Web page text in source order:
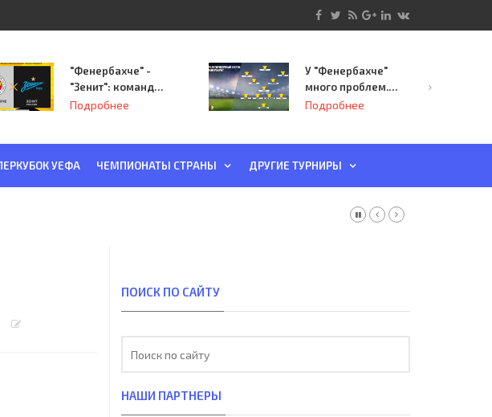
"Фенербахче" -
"Зенит": команда
Семака начинает
Подробнее
У "Фенербахче"
много проблем.
Но он опасен для
Подробнее
УЕФА ЧЕМПИОНАТЫ СТРАНЫ ДРУГИЕ ТУРНИРЫ
ПОИСК ПО САЙТУ
НАШИ ПАРТНЕРЫ